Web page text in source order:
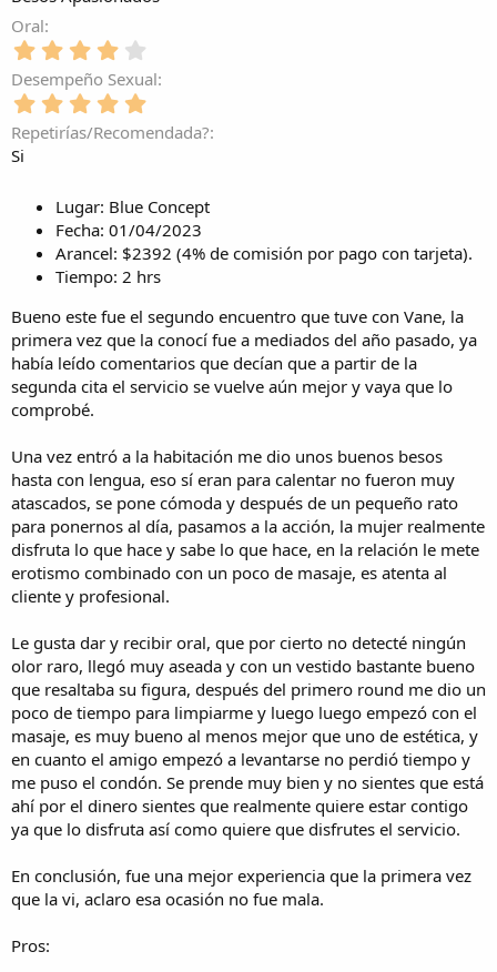
)
(
t
l
(
r
l
s
)
Oral
0
e
e
l
l
a
(
s
)
Desempeño Sexual
0
s
t
r
e
l
a
(
s
)
Repetirías/Recomendada?
Si
Lugar: Blue Concept
Fecha: 01/04/2023
Arancel: $2392 (4% de comisión por pago con tarjeta).
Tiempo: 2 hrs
Bueno este fue el segundo encuentro que tuve con Vane, la
primera vez que la conocí fue a mediados del año pasado, ya
había leído comentarios que decían que a partir de la
segunda cita el servicio se vuelve aún mejor y vaya que lo
comprobé.
Una vez entró a la habitación me dio unos buenos besos
hasta con lengua, eso sí eran para calentar no fueron muy
atascados, se pone cómoda y después de un pequeño rato
para ponernos al día, pasamos a la acción, la mujer realmente
disfruta lo que hace y sabe lo que hace, en la relación le mete
erotismo combinado con un poco de masaje, es atenta al
cliente y profesional.
Le gusta dar y recibir oral, que por cierto no detecté ningún
olor raro, llegó muy aseada y con un vestido bastante bueno
que resaltaba su figura, después del primero round me dio un
poco de tiempo para limpiarme y luego luego empezó con el
masaje, es muy bueno al menos mejor que uno de estética, y
en cuanto el amigo empezó a levantarse no perdió tiempo y
me puso el condón. Se prende muy bien y no sientes que está
ahí por el dinero sientes que realmente quiere estar contigo
ya que lo disfruta así como quiere que disfrutes el servicio.
En conclusión, fue una mejor experiencia que la primera vez
que la vi, aclaro esa ocasión no fue mala.
Pros: